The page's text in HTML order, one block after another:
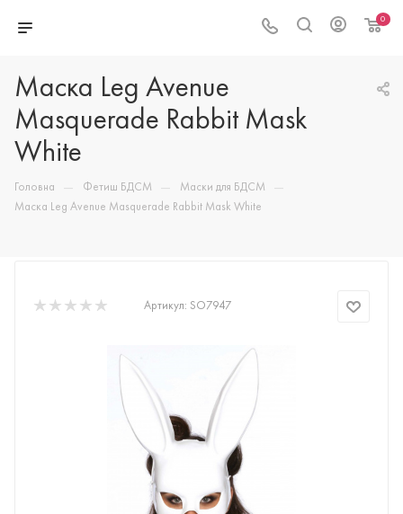
0
Маска Leg Avenue
Masquerade Rabbit Mask
White
Головна — Фетиш БДСМ — Маски для БДСМ —
Маска Leg Avenue Masquerade Rabbit Mask White
Артикул: SO7947